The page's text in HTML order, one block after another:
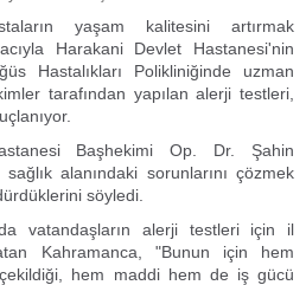
yaşam kalitesini artırmak
Harakani Devlet Hastanesi'nin
Hastalıkları Polikliniğinde uzman
tarafından yapılan alerji testleri,
Başhekimi Op. Dr. Şahin
alanındaki sorunlarını çözmek
söyledi.
vatandaşların alerji testleri için il
Kahramanca, "Bunun için hem
hem maddi hem de iş gücü